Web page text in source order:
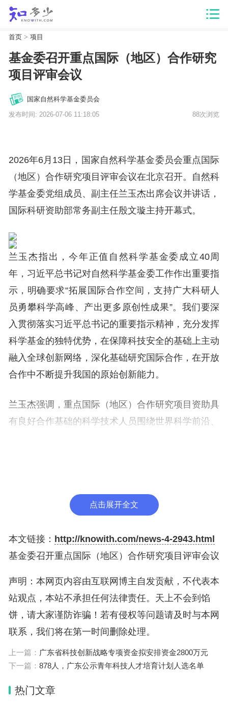
首页> 项目
基金委召开重点国际（地区）合作研究
项目评审会议
国家自然科学基金委员会
发布时间: 2026-07-06 11:18:05 88次浏览
2026年6月13日，国家自然科学基金委员会重点国际
（地区）合作研究项目评审会议在北京召开。自然科
学基金委党组成员、副主任兰玉杰出席会议并讲话，
国际科研资助部常务副主任殷文璇主持开幕式。
兰玉杰指出，今年正值自然科学基金委成立40周
年，习近平总书记对自然科学基金委工作作出重要指
示，明确要求“拓展国际合作空间，支持广大科研人
员勇攀科学高峰、产出更多原创性成果”。我们要深
入贯彻落实习近平总书记的重要指示精神，充分发挥
科学基金的独特优势，在保障科技安全的基础上主动
融入全球创新网络，深化基础研究国际合作，在开放
合作中不断提升我国的原始创新能力。
兰玉杰强调，重点国际（地区）合作研究项目资助具
有良好合作基础的科学技术人员围绕世界科学前沿、
有利于推动领域发展的合作研究项目。
国际科研资助部副主任吕群燕作2026年度项目评审
工作报告，介绍了本年度申请受理、通讯评审及推荐
基金委监督委员会副主任、驻会监督工作组组长何鸣
鸿就会议评审驻会监督工作的总体要求和工作内容进
行说明，要求与会人员坚持会风与会纪并重，严格落
实“四方主体”责任，切实维护科学基金科学性和公正
性，大力营造良好科研生态，助力实现高水平科技自
立自强。
点击展开全文
本文链接： http://knowith.com/news-4-2943.html
基金委召开重点国际（地区）合作研究项目评审会议
声明：本网页内容由互联网博主自发贡献，不代表本
站观点，本站不承担任何法律责任。天上不会到馅
饼，请大家谨防诈骗！若有侵权等问题请及时与本网
联系，我们将在第一时间删除处理。
上一篇： 广东省科技创新战略专项资金拟安排资金2800万元
下一篇： 878人，广东公示青年科技人才培育计划人选名单
热门文章